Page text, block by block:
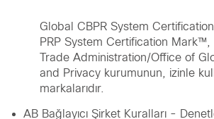
Global CBPR System
PRP System Certification Mark™,
Trade Administration/Office of
and Privacy kurumunun, izinle
markalarıdır.
AB Bağlayıcı Şirket Kuralları -